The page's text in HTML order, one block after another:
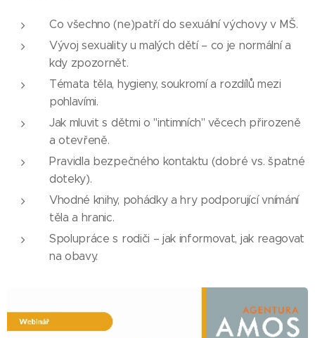
Co všechno (ne)patří do sexuální výchovy v MŠ.
Vývoj sexuality u malých dětí – co je normální a
kdy zpozornět.
Témata těla, hygieny, soukromí a rozdílů mezi
pohlavími.
Jak mluvit s dětmi o "intimních" věcech přirozeně
a otevřeně.
Pravidla bezpečného kontaktu (dobré vs. špatné
doteky).
Vhodné knihy, pohádky a hry podporující vnímání
těla a hranic.
Spolupráce s rodiči – jak informovat, jak reagovat
na obavy.